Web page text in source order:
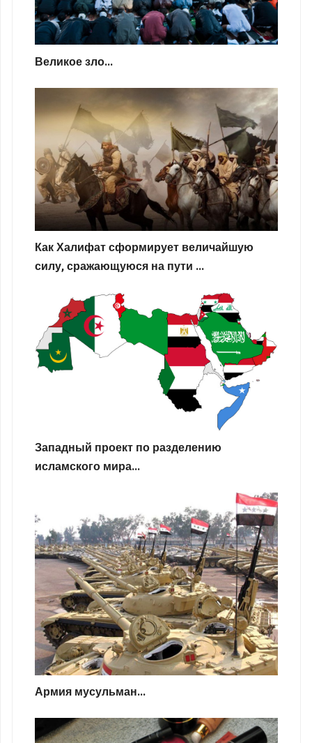
Великое зло...
Как Халифат сформирует величайшую
силу, сражающуюся на пути ...
Западный проект по разделению
исламского мира...
Армия мусульман...